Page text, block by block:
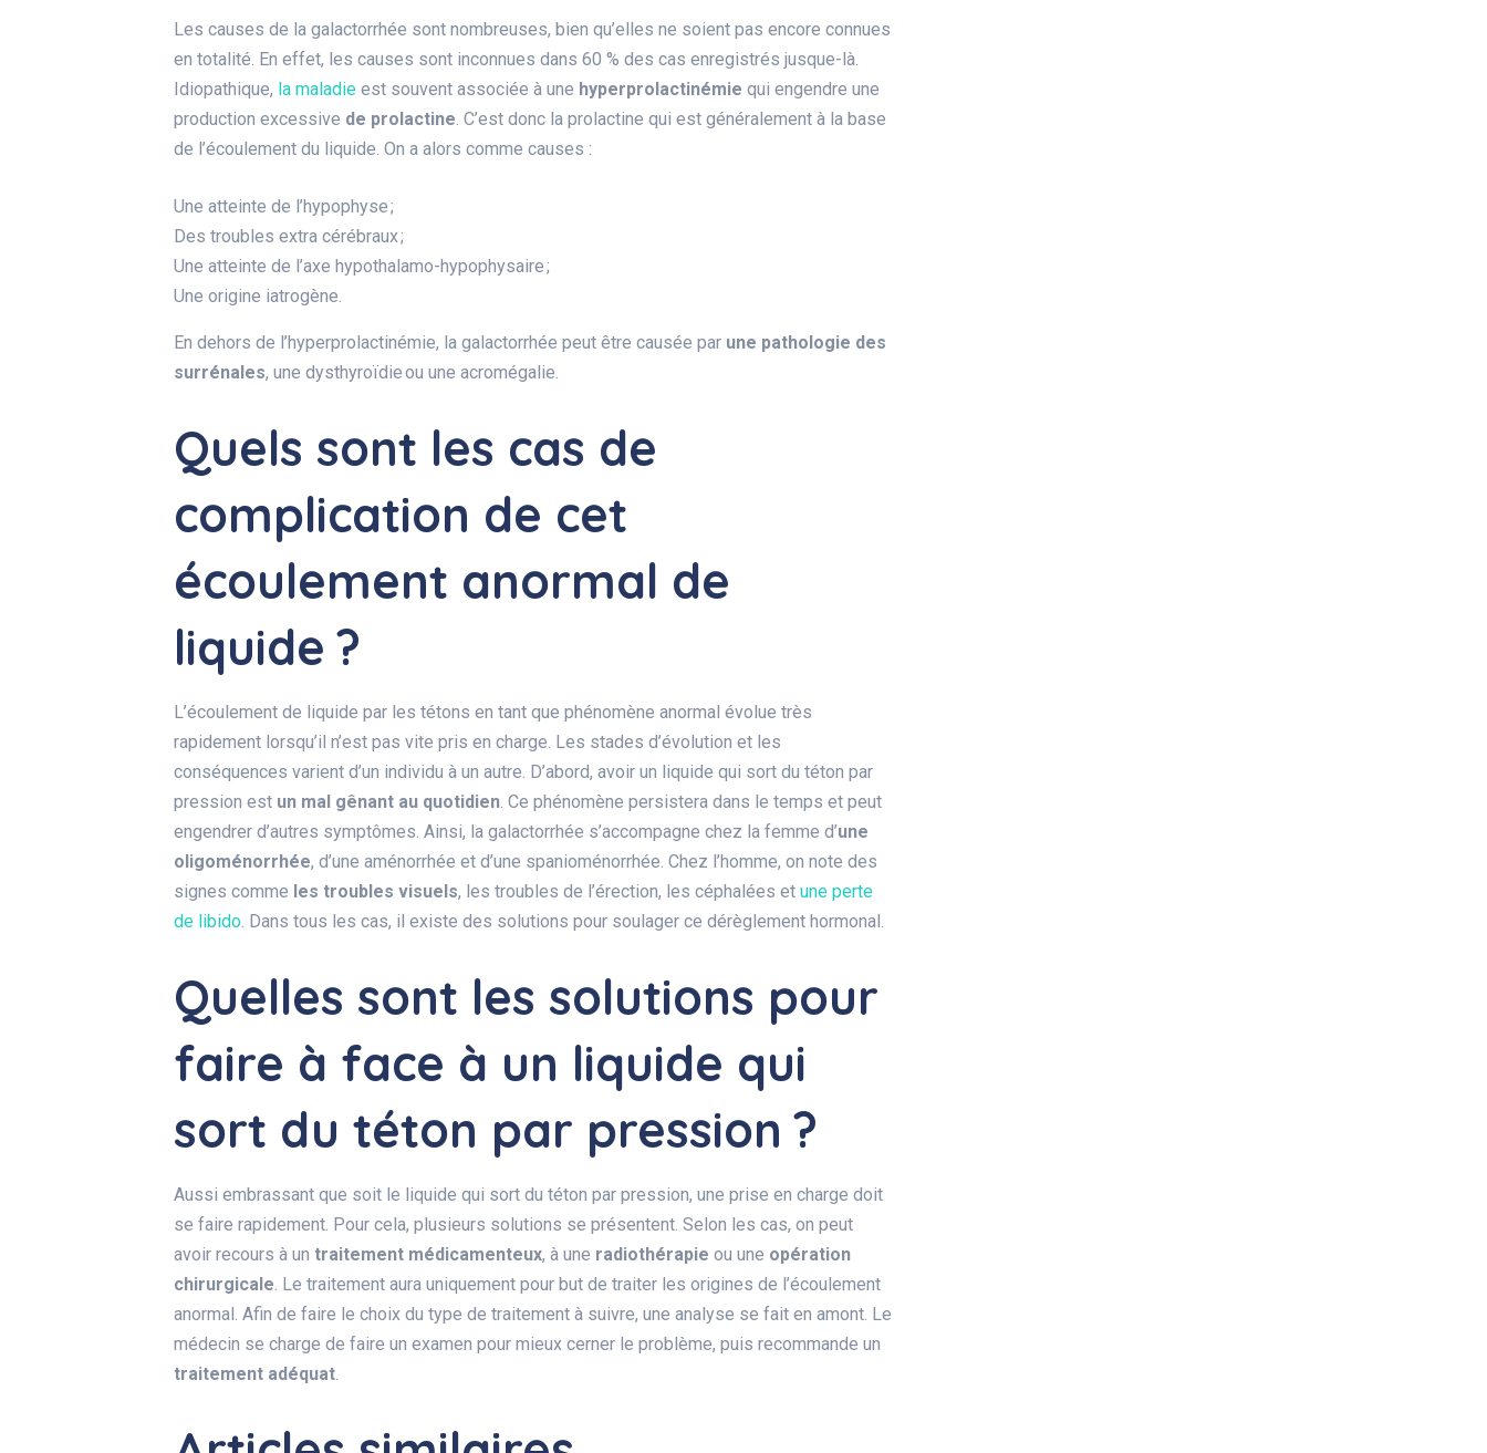
Les causes de la galactorrhée sont nombreuses, bien qu’elles ne soient pas encore connues
en totalité. En effet, les causes sont inconnues dans 60 % des cas enregistrés jusque-là.
Idiopathique, la maladie est souvent associée à une hyperprolactinémie qui engendre une
production excessive de prolactine. C’est donc la prolactine qui est généralement à la base
de l’écoulement du liquide. On a alors comme causes :
Une atteinte de l’hypophyse ;
Des troubles extra cérébraux ;
Une atteinte de l’axe hypothalamo-hypophysaire ;
Une origine iatrogène.
En dehors de l’hyperprolactinémie, la galactorrhée peut être causée par une pathologie des
surrénales, une dysthyroïdie ou une acromégalie.
Quels sont les cas de
complication de cet
écoulement anormal de
liquide ?
L’écoulement de liquide par les tétons en tant que phénomène anormal évolue très
rapidement lorsqu’il n’est pas vite pris en charge. Les stades d’évolution et les
conséquences varient d’un individu à un autre. D’abord, avoir un liquide qui sort du téton par
pression est un mal gênant au quotidien. Ce phénomène persistera dans le temps et peut
engendrer d’autres symptômes. Ainsi, la galactorrhée s’accompagne chez la femme d’une
oligoménorrhée, d’une aménorrhée et d’une spanioménorrhée. Chez l’homme, on note des
signes comme les troubles visuels, les troubles de l’érection, les céphalées et une perte
de libido. Dans tous les cas, il existe des solutions pour soulager ce dérèglement hormonal.
Quelles sont les solutions pour
faire à face à un liquide qui
sort du téton par pression ?
Aussi embrassant que soit le liquide qui sort du téton par pression, une prise en charge doit
se faire rapidement. Pour cela, plusieurs solutions se présentent. Selon les cas, on peut
avoir recours à un traitement médicamenteux, à une radiothérapie ou une opération
chirurgicale. Le traitement aura uniquement pour but de traiter les origines de l’écoulement
anormal. Afin de faire le choix du type de traitement à suivre, une analyse se fait en amont. Le
médecin se charge de faire un examen pour mieux cerner le problème, puis recommande un
traitement adéquat.